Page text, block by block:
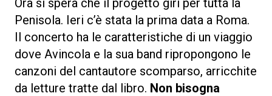
Penisola. Ieri c’è stata la prima data a Roma.
Il concerto ha le caratteristiche di un viaggio
dove Avincola e la sua band ripropongono le
canzoni del cantautore scomparso, arricchite
da letture tratte dal libro. Non bisogna